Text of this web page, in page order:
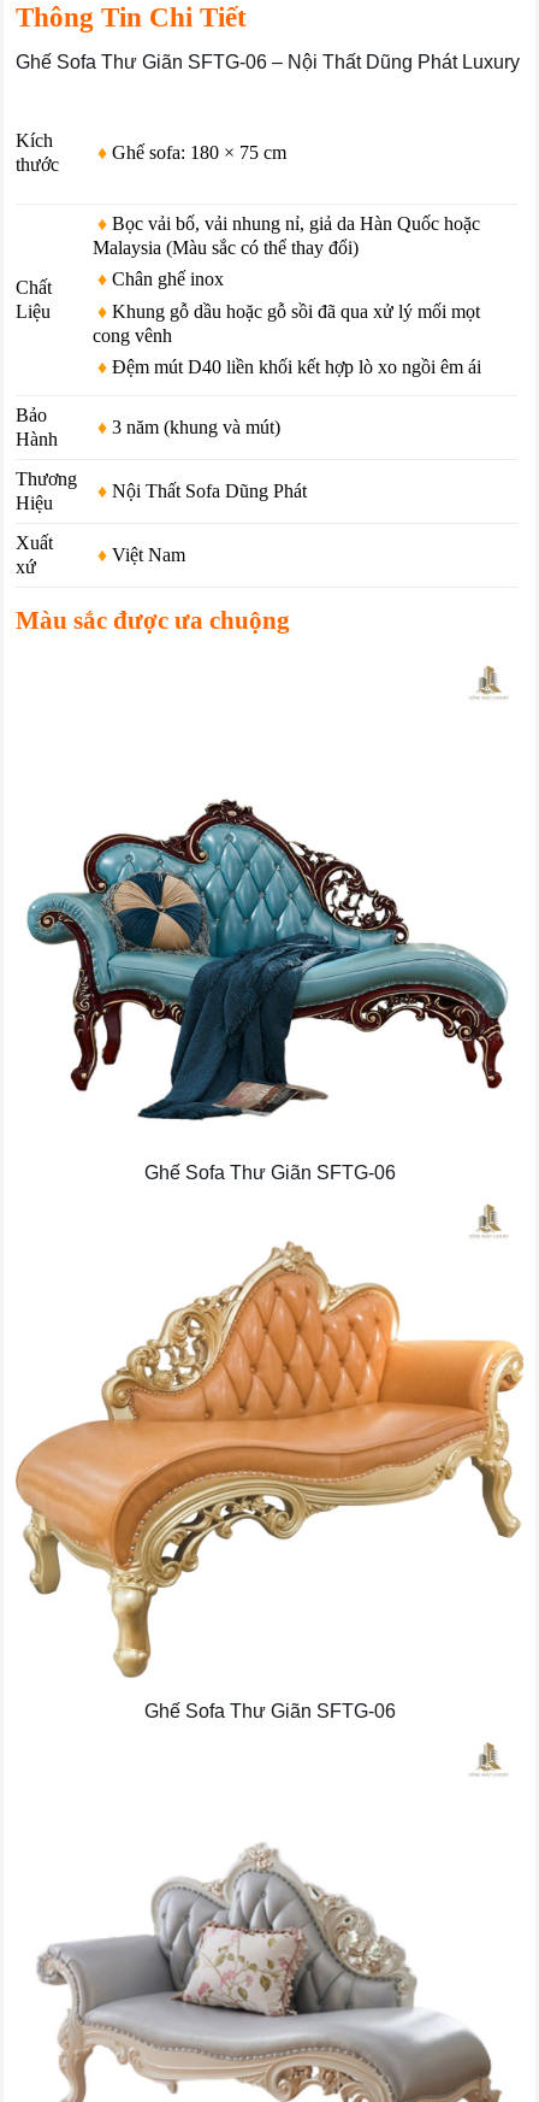
Thông Tin Chi Tiết
Ghế Sofa Thư Giãn SFTG-06 – Nội Thất Dũng Phát Luxury
Kích
thước
♦Ghế sofa: 180 × 75 cm
Chất
Liệu
♦ Bọc vải bố, vải nhung nỉ, giả da Hàn Quốc hoặc
Malaysia (Màu sắc có thể thay đổi)
♦ Chân ghế inox
♦ Khung gỗ dầu hoặc gỗ sồi đã qua xử lý mối mọt
cong vênh
♦ Đệm mút D40 liền khối kết hợp lò xo ngồi êm ái
Bảo
Hành
♦3 năm (khung và mút)
Thương
Hiệu
♦Nội Thất Sofa Dũng Phát
Xuất
xứ
♦Việt Nam
Màu sắc được ưa chuộng
Ghế Sofa Thư Giãn SFTG-06
Ghế Sofa Thư Giãn SFTG-06